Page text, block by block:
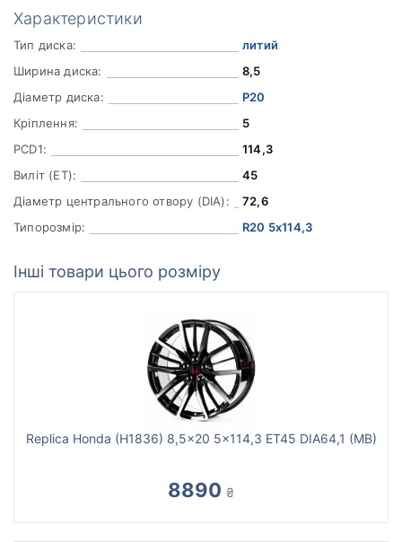
Характеристики
Тип диска:
литий
Ширина диска:
8,5
Діаметр диска:
Р20
Кріплення:
5
PCD1:
114,3
Виліт (ET):
45
Діаметр центрального отвору (DIA):
72,6
Типорозмір:
R20 5x114,3
Інші товари цього розміру
Replica Honda (H1836) 8,5x20 5x114,3 ET45 DIA64,1 (MB)
8890 ₴